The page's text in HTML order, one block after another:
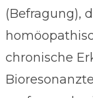
(Befragung),
chronische